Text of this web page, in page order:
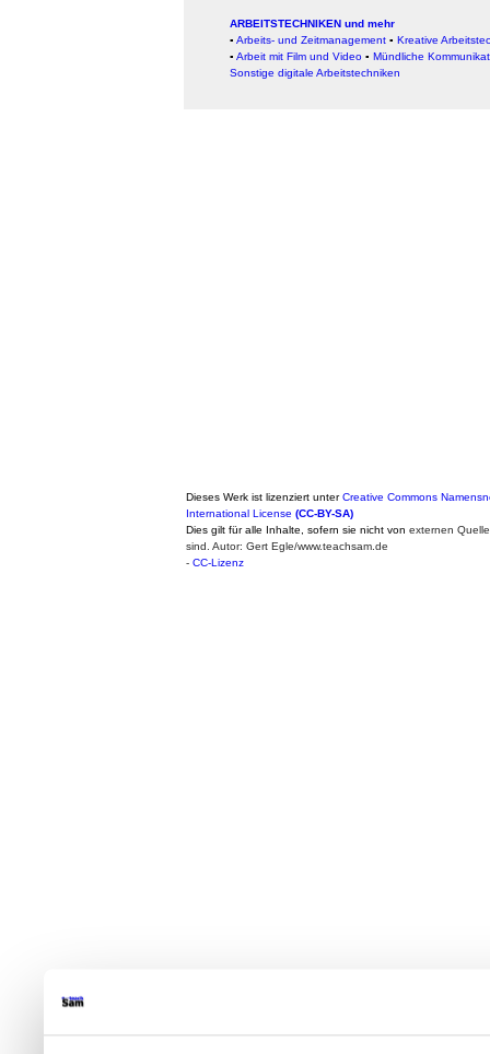
ARBEITSTECHNIKEN und mehr
▪ Arbeits- und Zeitmanagement ▪ Kreative
▪ Arbeit mit Film und Video ▪ Mündliche
Sonstige digitale Arbeitstechniken
Dieses Werk ist lizenziert unterCreative Commons
International License (CC-BY-SA)
Dies gilt für alle Inhalte, sofern sie nicht von externen
sind. Autor: Gert Egle/www.teachsam.de
- CC-Lizenz